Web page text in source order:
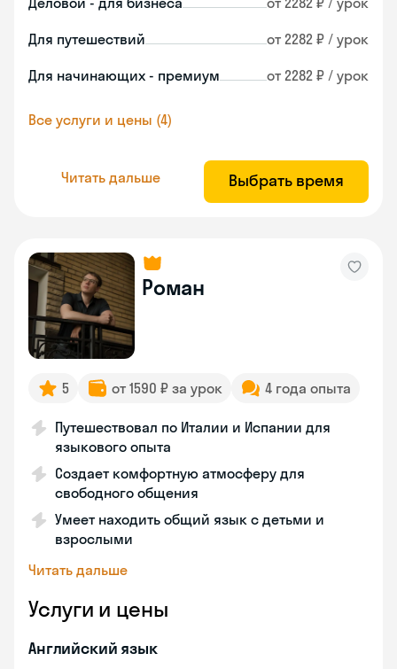
Для путешествий от 2282 ₽ / урок
Для начинающих - премиум от 2282 ₽ / урок
Все услуги и цены (4)
Читать дальше Выбрать время
Роман
5 от 1590 ₽ за урок 4 года опыта
Путешествовал по Италии и Испании для
языкового опыта
Создает комфортную атмосферу для
свободного общения
Умеет находить общий язык с детьми и
взрослыми
Читать дальше
Услуги и цены
Английский язык